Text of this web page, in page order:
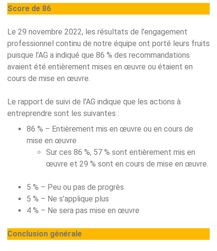
Score de 86
Le 29 novembre 2022, les résultats de l'engagement
professionnel continu de notre équipe ont porté leurs fruits
puisque l'AG a indiqué que 86 % des recommandations
avaient été entièrement mises en œuvre ou étaient en
cours de mise en œuvre.
Le rapport de suivi de l'AG indique que les actions à
entreprendre sont les suivantes :
86 % – Entièrement mis en œuvre ou en cours de
mise en œuvre
Sur ces 86 %, 57 % sont entièrement mis en
œuvre et 29 % sont en cours de mise en œuvre.
5 % – Peu ou pas de progrès
5 % – Ne s'applique plus
4 % – Ne sera pas mise en œuvre
Conclusion générale